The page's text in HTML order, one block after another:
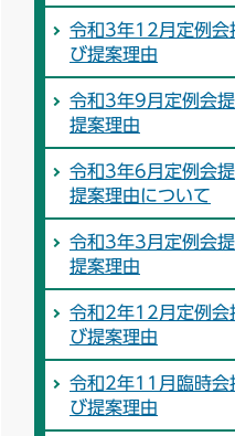
令和3年12月定例会
び提案理由
令和3年9月定例会
提案理由
令和3年6月定例会
提案理由について
令和3年3月定例会
提案理由
令和2年12月定例会
び提案理由
令和2年11月臨時会
び提案理由